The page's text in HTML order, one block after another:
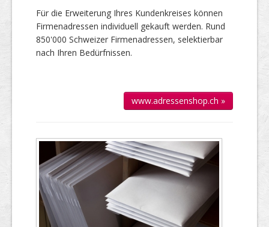
Für die Er­wei­te­rung Ihres Kun­den­kreises kön­nen
Firmen­adressen individuell gekauft werden. Rund
850'000 Schweizer Firmen­adressen, selek­tierbar
nach Ihren Bedürfnissen.
www.adressenshop.ch »